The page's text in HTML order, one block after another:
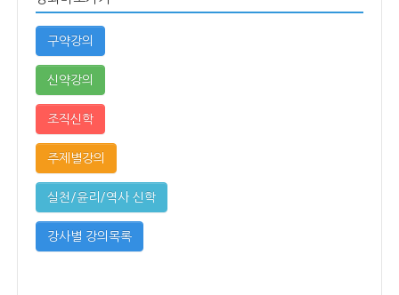
구약강의
신약강의
조직신학
주제별강의
실천/윤리/역사 신학
강사별 강의목록